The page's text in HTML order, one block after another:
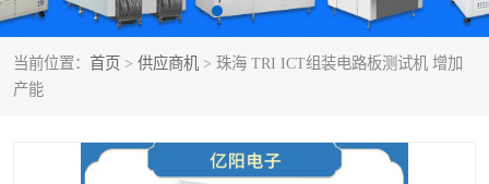
当前位置： 首页 > 供应商机 > 珠海 TRI ICT组装电路板测试机 增加
产能
刷机 VERSAFLOW-335
回流焊HOTFLOW 3/20e 波峰焊
BGA返修台HR600/2 自动光学检测TR7700QE
TR5001
自动光学检测TR7710 XS全自动高速贴片机